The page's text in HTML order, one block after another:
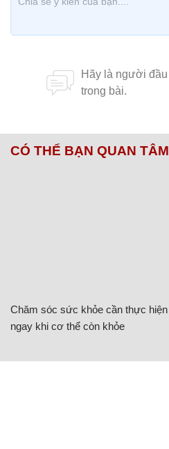
CÓ THỂ BẠN QUAN TÂM
Chăm sóc sức khỏe cần thực hiện
ngay khi cơ thể còn khỏe